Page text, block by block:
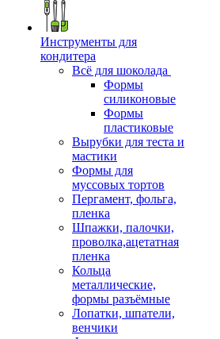
Инструменты для
кондитера
Всё для шоколада
Формы
силиконовые
Формы
пластиковые
Вырубки для теста и
мастики
Формы для
муссовых тортов
Пергамент, фольга,
пленка
Шпажки, палочки,
проволка,ацетатная
пленка
Кольца
металлические,
формы разъёмные
Лопатки, шпатели,
венчики